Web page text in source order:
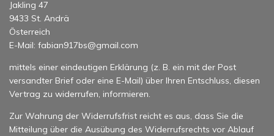
Jakling 47
9433 St. Andrä
Österreich
E-Mail: fabian917bs@gmail.com
mittels einer eindeutigen Erklärung (z. B. ein mit der Post
versandter Brief oder eine E-Mail) über Ihren Entschluss, diesen
Vertrag zu widerrufen, informieren.
Zur Wahrung der Widerrufsfrist reicht es aus, dass Sie die
Mitteilung über die Ausübung des Widerrufsrechts vor Ablauf